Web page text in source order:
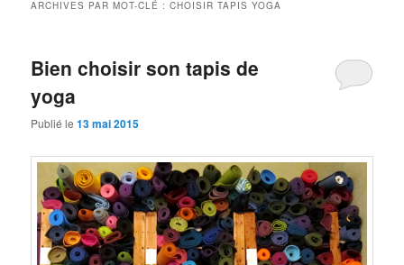
ARCHIVES PAR MOT-CLÉ :CHOISIR TAPIS YOGA
Bien choisir son tapis de
yoga
Publié le13 mai 2015